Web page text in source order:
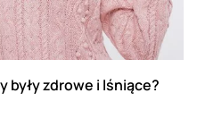
były zdrowe i lśniące?